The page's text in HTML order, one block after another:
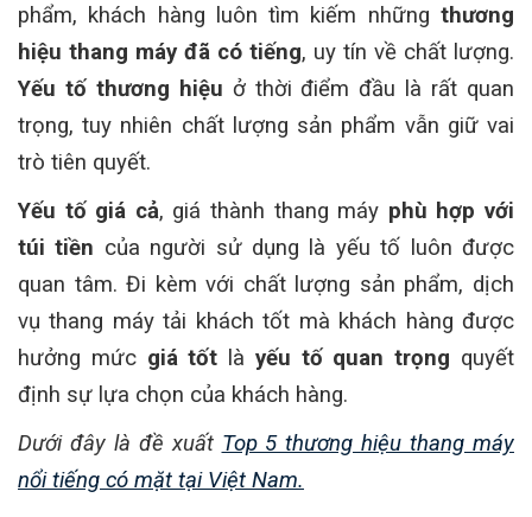
phẩm, khách hàng luôn tìm kiếm những thương
hiệu thang máy đã có tiếng, uy tín về chất lượng.
Yếu tố thương hiệu ở thời điểm đầu là rất quan
trọng, tuy nhiên chất lượng sản phẩm vẫn giữ vai
trò tiên quyết.
Yếu tố giá cả, giá thành thang máy phù hợp với
túi tiền của người sử dụng là yếu tố luôn được
quan tâm. Đi kèm với chất lượng sản phẩm, dịch
vụ thang máy tải khách tốt mà khách hàng được
hưởng mức giá tốt là yếu tố quan trọng quyết
định sự lựa chọn của khách hàng.
Dưới đây là đề xuất Top 5 thương hiệu thang máy
nổi tiếng có mặt tại Việt Nam.